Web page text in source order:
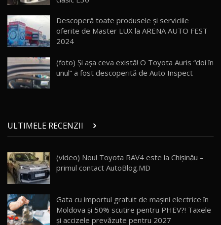
25
mai Exclusiv și Puternic Defender Testat în
Moldova
32:21
26
AutoBlog.MD
10:57
28
Noul Geely Monjaro 2025! Mai ieftin și mai
dotat / Test Drive AutoBlog.MD
29
ZEEKR 9X - PRIMUL TEST DRIVE ÎN ROMÂNĂ!
30
Primele impresii despre BYD Seal U DM-i,
Sealion 7 și Seal 5 DM-i / Test Drive
AutoBlog.MD
10:58
Descoperă toate produsele și serviciile
oferite de Master LUX la ARENA AUTO FEST
2024
(foto) Şi aşa ceva există! O Toyota Auris “doi în
unul” a fost descoperită de Auto Inspect
ULTIMELE RECENZII
(video) Noul Toyota RAV4 este la Chișinău –
primul contact AutoBlog.MD
Gata cu importul gratuit de mașini electrice în
Moldova și 50% scutire pentru PHEV?! Taxele
și accizele prevăzute pentru 2027